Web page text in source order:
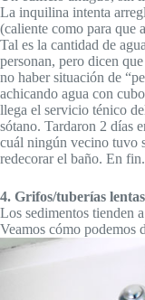
La inquilina intenta
(caliente como para que
Tal es la cantidad de
personan, pero dicen
no haber situación de
achicando agua con
llega el servicio ténico
sótano. Tardaron 2 días
cuál ningún vecino tuvo
redecorar el baño. En fin.
4. Grifos/tuberías
Los sedimentos tienden
Veamos cómo podemos